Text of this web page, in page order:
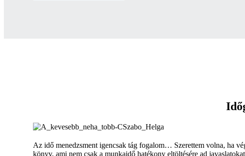
Az idő menedzsment igencsak tág fogalom… Szerettem volna, ha
könyv, ami nem csak a munkaidő hatékony eltöltésére ad